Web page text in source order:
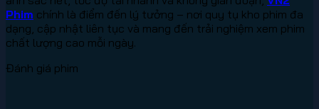
Phim chính là điểm đến lý tưởng – nơi quy tụ kho phim đa
dạng, cập nhật liên tục và mang đến trải nghiệm xem phim
chất lượng cao mỗi ngày.
Đánh giá phim